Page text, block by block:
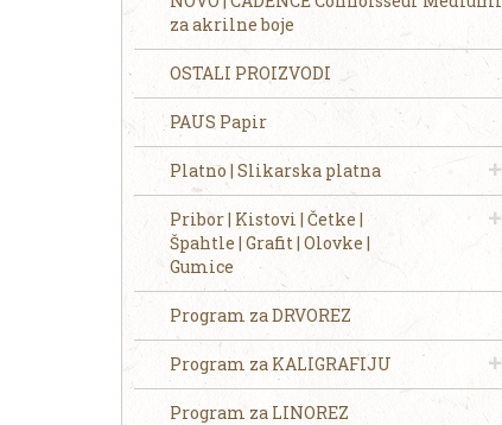
za akrilne boje
OSTALI PROIZVODI
PAUS Papir
Platno | Slikarska platna
Pribor | Kistovi | Četke |
Špahtle | Grafit | Olovke |
Gumice
Program za DRVOREZ
Program za KALIGRAFIJU
Program za LINOREZ